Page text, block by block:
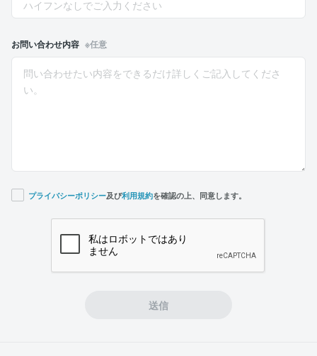
お問い合わせ内容 ※任意
プライバシーポリシー及び利用規約を確認の上、同意します。
送信